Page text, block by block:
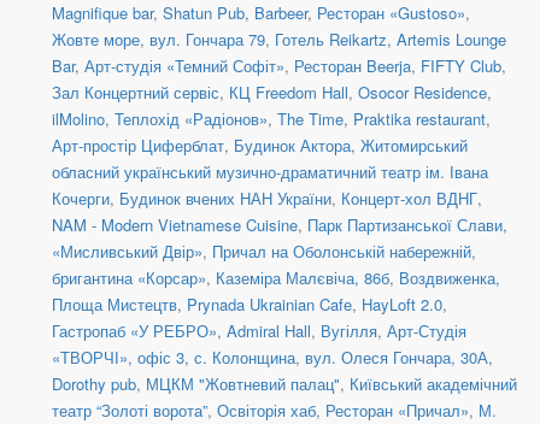
Magnifique bar, Shatun Pub, Barbeer, Ресторан «Gustoso»,
Жовте море, вул. Гончара 79, Готель Reikartz, Artemis Lounge
Bar, Арт-студія «Темний Софіт», Ресторан Beerja, FIFTY Club,
Зал Концертний сервіс, КЦ Freedom Hall, Osocor Residence,
ilMolino, Теплохід «Радіонов», The Time, Praktika restaurant,
Арт-простір Циферблат, Будинок Актора, Житомирський
обласний український музично-драматичний театр ім. Івана
Кочерги, Будинок вчених НАН України, Концерт-хол ВДНГ,
NAM - Modern Vietnamese Cuisine, Парк Партизанської Слави,
«Мисливський Двір», Причал на Оболонській набережній,
бригантина «Корсар», Каземіра Малєвіча, 86б, Воздвиженка,
Площа Мистецтв, Prynada Ukrainian Cafe, HayLoft 2.0,
Гастропаб «У РЕБРО», Admiral Hall, Вугілля, Арт-Студія
«ТВОРЧІ», офіс 3, с. Колонщина, вул. Олеся Гончара, 30А,
Dorothy pub, МЦКМ "Жовтневий палац", Київський академічний
театр “Золоті ворота”, Освіторія хаб, Ресторан «Причал», М.